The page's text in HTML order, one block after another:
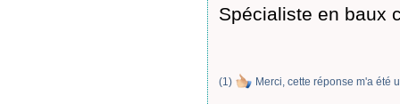
Spécialiste en baux
(1) Merci, cette réponse m'a été